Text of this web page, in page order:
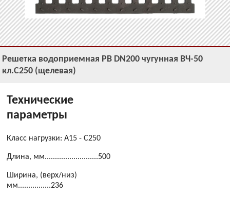
Решетка водоприемная РВ DN200 чугунная ВЧ-50
кл.С250 (щелевая)
Технические
параметры
Класс нагрузки: A15 - C250
Длина, мм..........................500
Ширина, (верх/низ)
мм................236